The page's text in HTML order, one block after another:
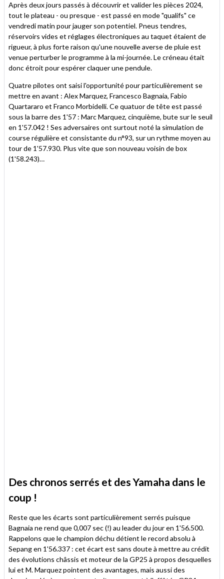
Après deux jours passés à découvrir et valider les pièces 2024,
tout le plateau - ou presque - est passé en mode "qualifs" ce
vendredi matin pour jauger son potentiel. Pneus tendres,
réservoirs vides et réglages électroniques au taquet étaient de
rigueur, à plus forte raison qu'une nouvelle averse de pluie est
venue perturber le programme à la mi-journée. Le créneau était
donc étroit pour espérer claquer une pendule.
Quatre pilotes ont saisi l'opportunité pour particulièrement se
mettre en avant : Alex Marquez, Francesco Bagnaia, Fabio
Quartararo et Franco Morbidelli. Ce quatuor de tête est passé
sous la barre des 1'57 : Marc Marquez, cinquième, bute sur le seuil
en 1'57.042 ! Ses adversaires ont surtout noté la simulation de
course régulière et consistante du n°93, sur un rythme moyen au
tour de 1'57.930. Plus vite que son nouveau voisin de box
(1'58.243)…
Des chronos serrés et des Yamaha dans le
coup !
Reste que les écarts sont particulièrement serrés puisque
Bagnaia ne rend que 0,007 sec (!) au leader du jour en 1'56.500.
Rappelons que le champion déchu détient le record absolu à
Sepang en 1'56.337 : cet écart est sans doute à mettre au crédit
des évolutions châssis et moteur de la GP25 à propos desquelles
lui et M. Marquez pointent des avantages, mais aussi des